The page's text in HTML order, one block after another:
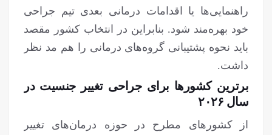
راهنمایی‌ها یا اقدامات درمانی بعدی تیم جراحی
خود بهره‌مند شود. بنابراین در انتخاب کشور مقصد
باید نحوه پشتیبانی گروه‌های درمانی را هم مد نظر
داشت.
برترین کشورها برای جراحی تغییر جنسیت در
سال ۲۰۲۶
از کشورهای مطرح در حوزه درمان‌های تغییر